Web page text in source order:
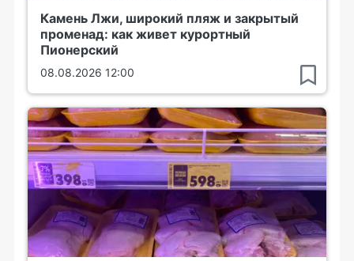
Камень Лжи, широкий пляж и закрытый
променад: как живет курортный
Пионерский
08.08.2026 12:00